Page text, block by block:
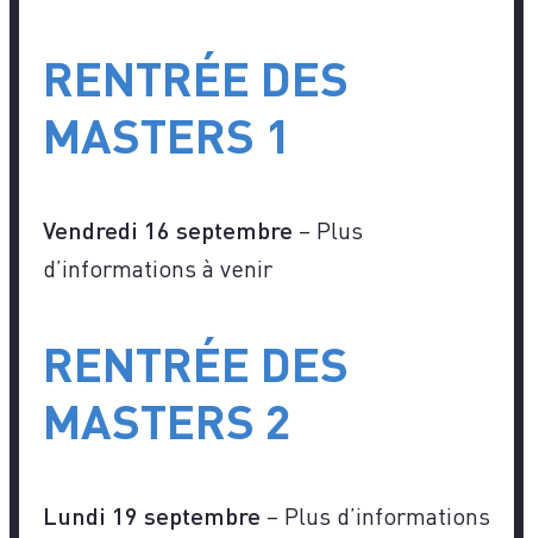
RENTRÉE DES
MASTERS 1
Vendredi 16 septembre – Plus
d’informations à venir
RENTRÉE DES
MASTERS 2
Lundi 19 septembre – Plus d’informations